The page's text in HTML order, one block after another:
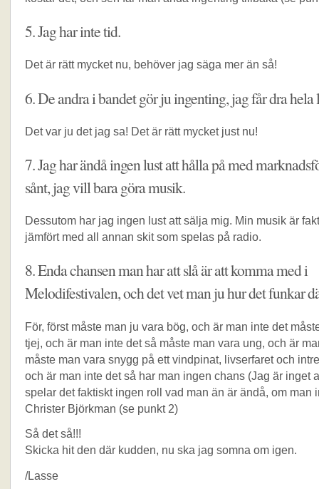
5. Jag har inte tid.
Det är rätt mycket nu, behöver jag säga mer än så!
6. De andra i bandet gör ju ingenting, jag får dra hela
Det var ju det jag sa! Det är rätt mycket just nu!
7. Jag har ändå ingen lust att hålla på med
sånt, jag vill bara göra musik.
Dessutom har jag ingen lust att sälja mig. Min musik är
jämfört med all annan skit som spelas på radio.
8. Enda chansen man har att slå är att komma med i
Melodifestivalen, och det vet man ju hur det funkar
För, först måste man ju vara bög, och är man inte det
tjej, och är man inte det så måste man vara ung, och är
måste man vara snygg på ett vindpinat, livserfaret och
och är man inte det så har man ingen chans (Jag är inget
spelar det faktiskt ingen roll vad man än är ändå, om man
Christer Björkman (se punkt 2)
Så det så!!!
Skicka hit den där kudden, nu ska jag somna om igen.
/Lasse